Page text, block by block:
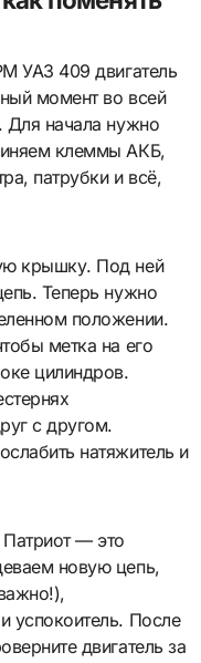
УАЗ 409 двигатель
момент во всей
Для начала нужно
клеммы АКБ,
патрубки и всё,
крышку. Под ней
Теперь нужно
положении.
метка на его
цилиндров.
с другом.
натяжитель и
— это
новую цепь,
успокоитель. После
двигатель за